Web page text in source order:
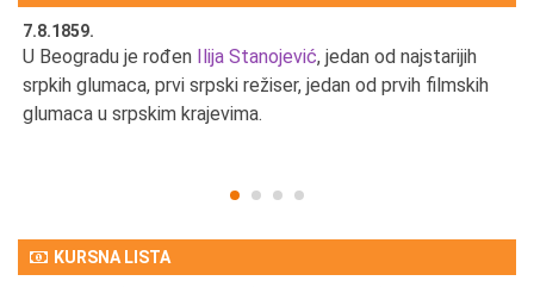
7.8.1859.
U Beogradu je rođen Ilija Stanojević, jedan od najstarijih
srpkih glumaca, prvi srpski režiser, jedan od prvih filmskih
glumaca u srpskim krajevima.
KURSNA LISTA